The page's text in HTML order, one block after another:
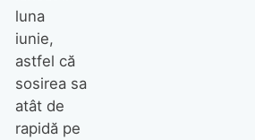
luna
iunie,
astfel că
sosirea sa
atât de
rapidă pe